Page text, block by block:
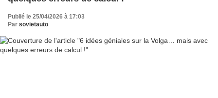
Publié le 25/04/2026 à 17:03
Par sovietauto